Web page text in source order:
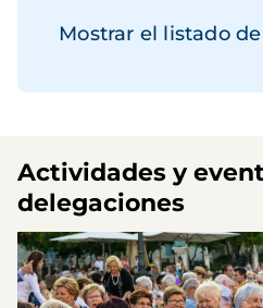
Mostrar el listado
Actividades y
delegaciones